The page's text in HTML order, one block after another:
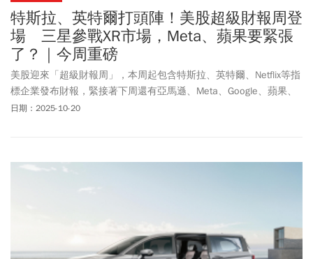
特斯拉、英特爾打頭陣！美股超級財報周登
場 三星參戰XR市場，Meta、蘋果要緊張
了？｜今周重磅
美股迎來「超級財報周」，本周起包含特斯拉、英特爾、Netflix等指
標企業發布財報，緊接著下周還有亞馬遜、Meta、Google、蘋果、
微軟等公司的財報陸續公布。 三星預計台灣時間本周三(10/22)上午
Meta、蘋果嗎？ 3、台灣9月外銷訂單續衝！ 力拼連8紅
日期：2025-10-20